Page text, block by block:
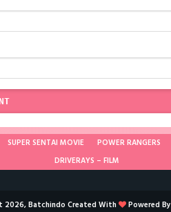
SUPER SENTAI MOVIE POWER RANGERS
DRIVERAYS – FILM
Batchindo Created With Powered By